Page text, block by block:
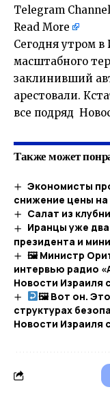
Telegram Channel
Read More
Сегодня утром
масштабного
заклинивший
арестовали.
все подряд
Также может
Экономисты
снижение цены на
Салат из
Иранцы уже
президента и
🖼 Министр
интервью радио
Новости Израиля
🖼 Вот он.
структурах
Новости Израиля